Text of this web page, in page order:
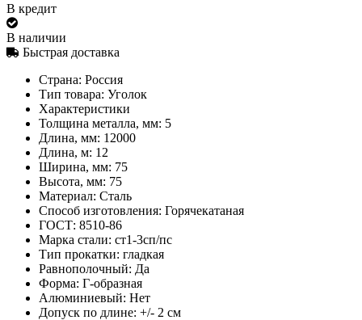
В кредит
В наличии
Быстрая доставка
Страна: Россия
Тип товара: Уголок
Характеристики
Толщина металла, мм: 5
Длина, мм: 12000
Длина, м: 12
Ширина, мм: 75
Высота, мм: 75
Материал: Сталь
Способ изготовления: Горячекатаная
ГОСТ: 8510-86
Марка стали: ст1-3сп/пс
Тип прокатки: гладкая
Равнополочный: Да
Форма: Г-образная
Алюминиевый: Нет
Допуск по длине: +/- 2 см